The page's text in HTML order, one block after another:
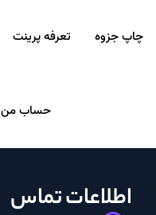
چاپ جزوه تعرفه پرینت
حساب من
اطلاعات تماس